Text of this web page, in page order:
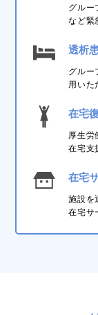
グルー
など緊
透析
グルー
用いた
在宅
厚生労
在宅支
在宅
施設を
在宅サ